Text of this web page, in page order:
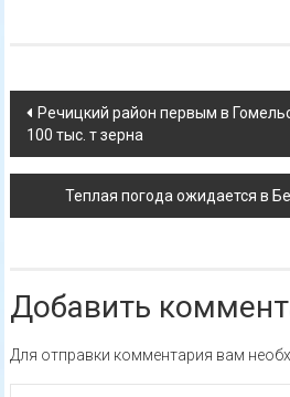
Навигация
по
записям
Речицкий район первым в
100 тыс. т зерна
Теплая погода ожидается в
Добавить
Для отправки комментария вам